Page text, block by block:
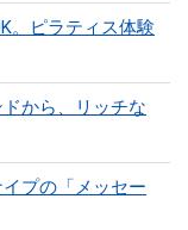
。ピラティス体験
から、リッチな
プの「メッセー